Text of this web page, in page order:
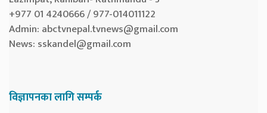
+977 01 4240666 / 977-014011122
Admin: abctvnepal.tvnews@gmail.com
News: sskandel@gmail.com
विज्ञापनका लागि सम्पर्क